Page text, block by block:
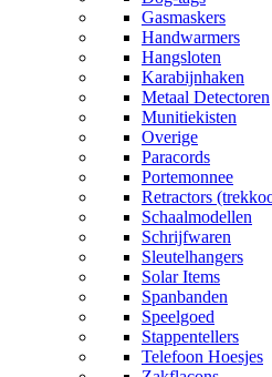
Gasmaskers
Handwarmers
Hangsloten
Karabijnhaken
Metaal Detectoren
Munitiekisten
Overige
Paracords
Portemonnee
Retractors
Schaalmodellen
Schrijfwaren
Sleutelhangers
Solar Items
Spanbanden
Speelgoed
Stappentellers
Telefoon Hoesjes